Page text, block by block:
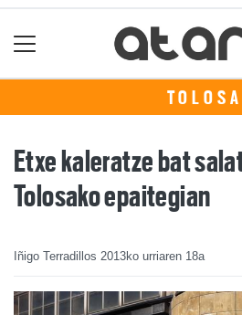
TOLOSA
Etxe kaleratze bat
Tolosako epaitegian
Iñigo Terradillos 2013ko urriaren 18a